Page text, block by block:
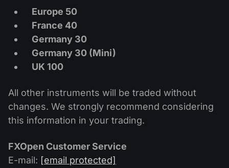
การเทรด CFD คืออะไร?
การเทรด ECN คืออะไร?
โบรกเกอร์ฟอเร็กซ์คืออะไร?
Europe 50
France 40
Germany 30
Germany 30 (Mini)
UK 100
All other instruments will be traded without
changes. We strongly recommend considering
this information in your trading.
FXOpen Customer Service
E-mail: [email protected]